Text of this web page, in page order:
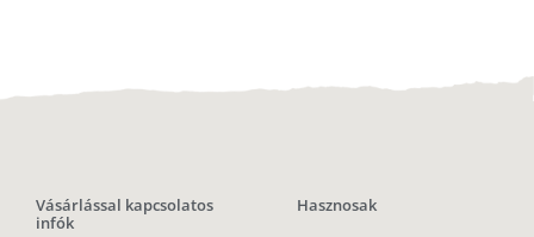
Vásárlással kapcsolatos
infók
Hasznosak